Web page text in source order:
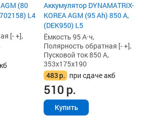
(80
L4
[- +],
Аккумулятор DYNAMATRIX-
KOREA AGM (95 Ah) 850 А,
(DEK950) L5
Ёмкость 95 А·ч,
Полярность обратная [- +],
Пусковой ток 850 А,
353x175x190
483р. при сдаче акб
510р.
Купить